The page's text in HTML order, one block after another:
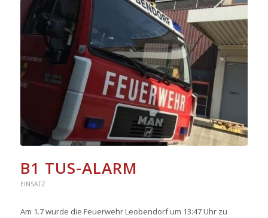
B1 TUS-ALARM
EINSATZ
Am 1.7 wurde die Feuerwehr Leobendorf um 13:47 Uhr zu